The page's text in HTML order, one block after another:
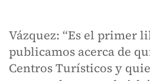
Vázquez: “Es el primer
publicamos acerca de
Centros Turísticos y